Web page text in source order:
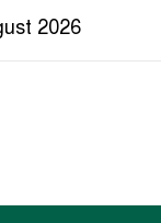
2026